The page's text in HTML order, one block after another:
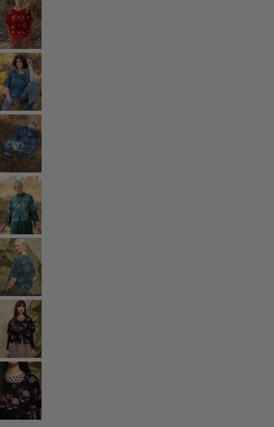
Inredning
Nyheter
All inredning
Gardiner
Kuddar & kuddfodral
Mattor
Frotté
Böcker
Tidigare favoriter
Rum
Badrum
Vardagsrum
Kök & matplats
Shoppa stilen
Klassisk och allmoge inredning